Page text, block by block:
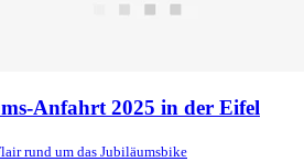
Anfahrt 2025 in der Eifel
rund um das Jubiläumsbike